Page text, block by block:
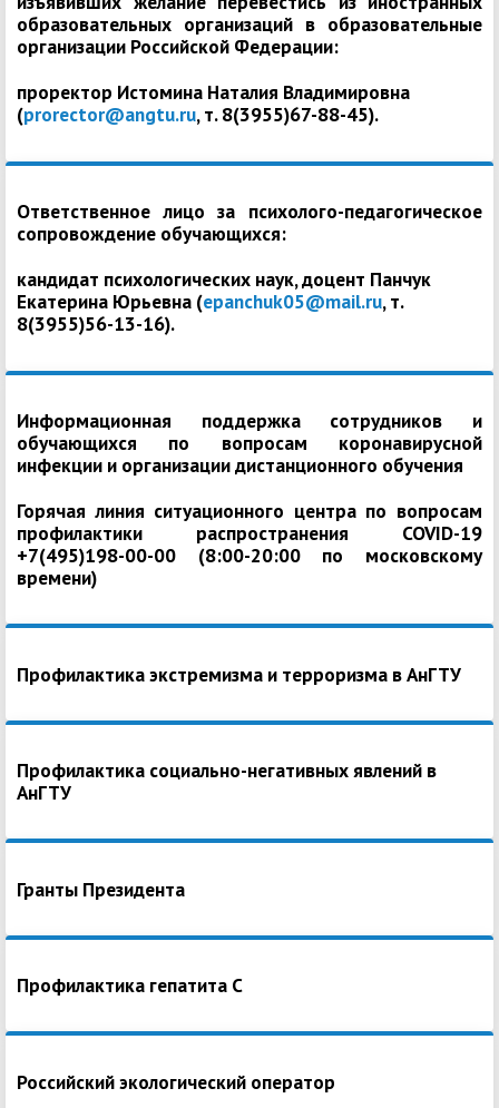
образовательных организаций в образовательные
организации Российской Федерации:
проректор Истомина Наталия Владимировна
(prorector@angtu.ru, т. 8(3955)67-88-45).
Ответственное лицо за психолого-педагогическое
сопровождение обучающихся:
кандидат психологических наук, доцент Панчук
Екатерина Юрьевна (epanchuk05@mail.ru, т.
8(3955)56-13-16).
Информационная поддержка сотрудников и
обучающихся по вопросам коронавирусной
инфекции и организации дистанционного обучения
Горячая линия ситуационного центра по вопросам
профилактики распространения COVID-19
+7(495)198-00-00 (8:00-20:00 по московскому
времени)
Профилактика экстремизма и терроризма в АнГТУ
Профилактика социально-негативных явлений в
АнГТУ
Гранты Президента
Профилактика гепатита С
Российский экологический оператор